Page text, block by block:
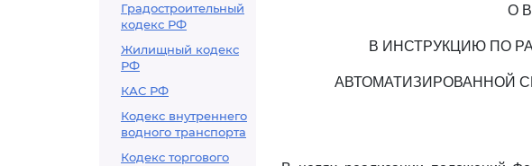
Градостроительный
кодекс РФ
Жилищный кодекс
РФ
КАС РФ
Кодекс внутреннего
водного транспорта
Кодекс торгового
О
В ИНСТРУКЦИЮ ПО
АВТОМАТИЗИРОВАННОЙ